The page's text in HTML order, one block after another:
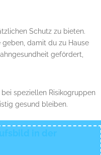
Schutz zu bieten.
damit du zu Hause
gefördert,
speziellen Risikogruppen
gesund bleiben.
in der